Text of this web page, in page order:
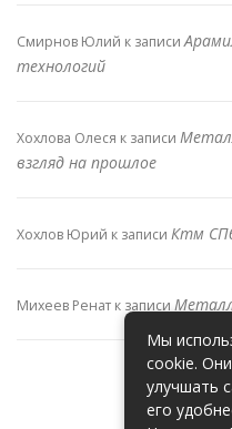
Смирнов Юлий к записи
технологий
Хохлова Олеся к записи
взгляд на прошлое
Хохлов Юрий к записи Ктм
Михеев Ренат к записи
Мы
cookie.
улучшать
его